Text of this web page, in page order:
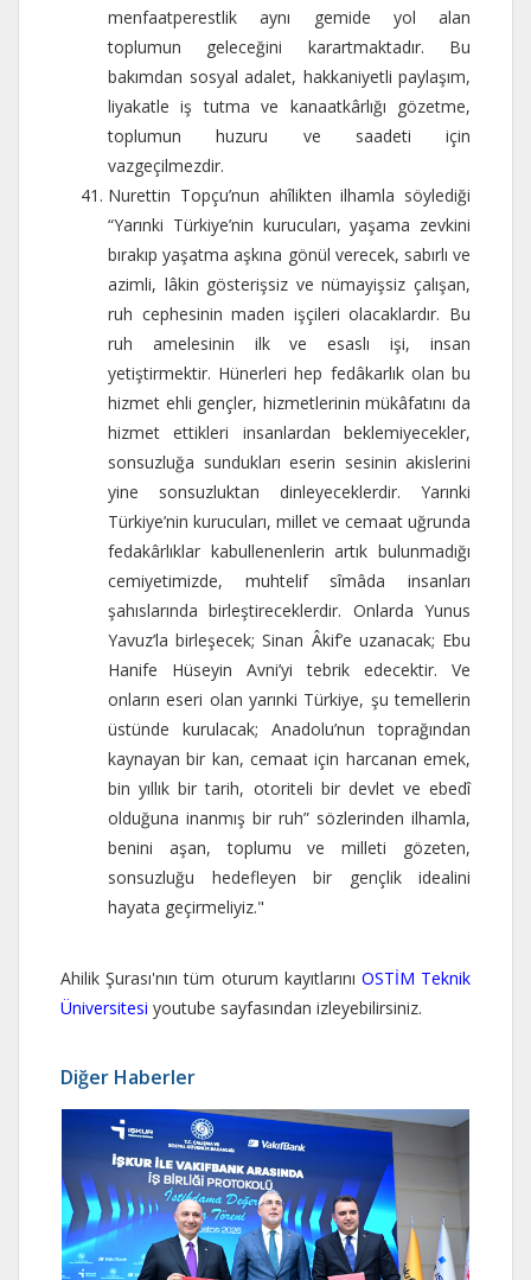
menfaatperestlik aynı gemide yol alan
toplumun geleceğini karartmaktadır. Bu
bakımdan sosyal adalet, hakkaniyetli paylaşım,
liyakatle iş tutma ve kanaatkârlığı gözetme,
toplumun huzuru ve saadeti için
vazgeçilmezdir.
Nurettin Topçu’nun ahîlikten ilhamla söylediği
“Yarınki Türkiye’nin kurucuları, yaşama zevkini
bırakıp yaşatma aşkına gönül verecek, sabırlı ve
azimli, lâkin gösterişsiz ve nümayişsiz çalışan,
ruh cephesinin maden işçileri olacaklardır. Bu
ruh amelesinin ilk ve esaslı işi, insan
yetiştirmektir. Hünerleri hep fedâkarlık olan bu
hizmet ehli gençler, hizmetlerinin mükâfatını da
hizmet ettikleri insanlardan beklemiyecekler,
sonsuzluğa sundukları eserin sesinin akislerini
yine sonsuzluktan dinleyeceklerdir. Yarınki
Türkiye’nin kurucuları, millet ve cemaat uğrunda
fedakârlıklar kabullenenlerin artık bulunmadığı
cemiyetimizde, muhtelif sîmâda insanları
şahıslarında birleştireceklerdir. Onlarda Yunus
Yavuz’la birleşecek; Sinan Âkif’e uzanacak; Ebu
Hanife Hüseyin Avni’yi tebrik edecektir. Ve
onların eseri olan yarınki Türkiye, şu temellerin
üstünde kurulacak; Anadolu’nun toprağından
kaynayan bir kan, cemaat için harcanan emek,
bin yıllık bir tarih, otoriteli bir devlet ve ebedî
olduğuna inanmış bir ruh” sözlerinden ilhamla,
benini aşan, toplumu ve milleti gözeten,
sonsuzluğu hedefleyen bir gençlik idealini
hayata geçirmeliyiz."
Ahilik Şurası'nın tüm oturum kayıtlarını OSTİM Teknik
Üniversitesi youtube sayfasından izleyebilirsiniz.
Diğer Haberler